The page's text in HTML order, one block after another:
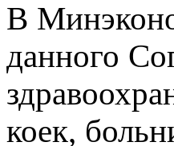
В
данного
коек,